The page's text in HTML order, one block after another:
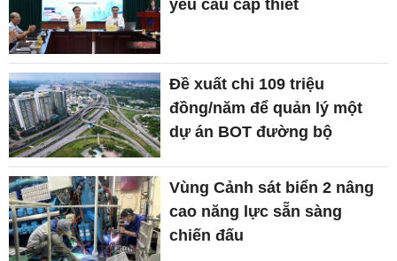
yêu cầu cấp thiết
Đề xuất chi 109 triệu
đồng/năm để quản lý một
dự án BOT đường bộ
Vùng Cảnh sát biển 2 nâng
cao năng lực sẵn sàng
chiến đấu